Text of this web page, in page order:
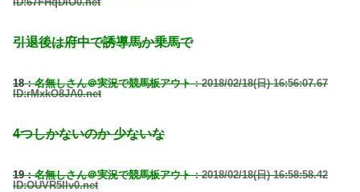
引退後は府中で誘導馬か乗馬で
18：名無しさん＠実況で競馬板アウト：2018/02/18(日) 16:56:07.67
ID:rMxkO8JA0.net
4つしかないのか 少ないな
19：名無しさん＠実況で競馬板アウト：2018/02/18(日) 16:58:58.42
ID:OUVR5Ilv0.net